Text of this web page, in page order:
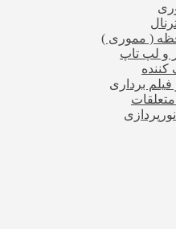
( مموری )
و لپ تاپ
کننده
برداری